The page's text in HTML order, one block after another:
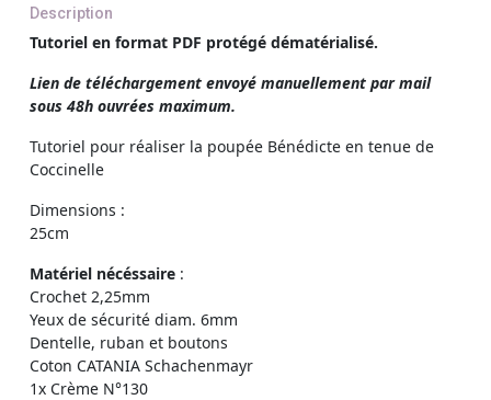
Description
Tutoriel en format PDF protégé dématérialisé.
Lien de téléchargement envoyé manuellement par mail
sous 48h ouvrées maximum.
Tutoriel pour réaliser la poupée Bénédicte en tenue de
Coccinelle
Dimensions :
25cm
Matériel nécéssaire :
Crochet 2,25mm
Yeux de sécurité diam. 6mm
Dentelle, ruban et boutons
Coton CATANIA Schachenmayr
1x Crème N°130